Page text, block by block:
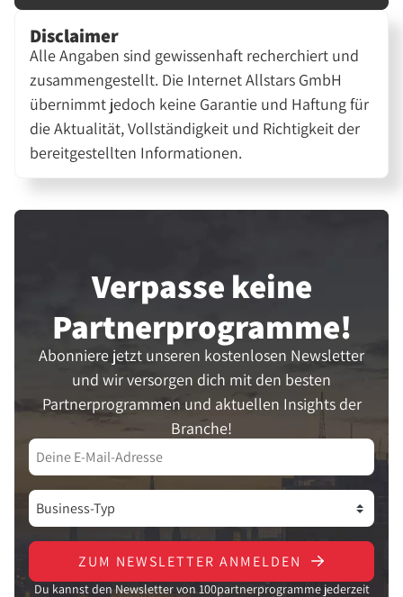
Disclaimer
Alle Angaben sind gewissenhaft recherchiert und
zusammengestellt. Die Internet Allstars GmbH
übernimmt jedoch keine Garantie und Haftung für
die Aktualität, Vollständigkeit und Richtigkeit der
bereitgestellten Informationen.
Verpasse keine
Partner­programme!
Abonniere jetzt unseren kostenlosen Newsletter
und wir versorgen dich mit den besten
Partnerprogrammen und aktuellen Insights der
Branche!
ZUM NEWSLETTER ANMELDEN
Du kannst den Newsletter von 100partnerprogramme jederzeit